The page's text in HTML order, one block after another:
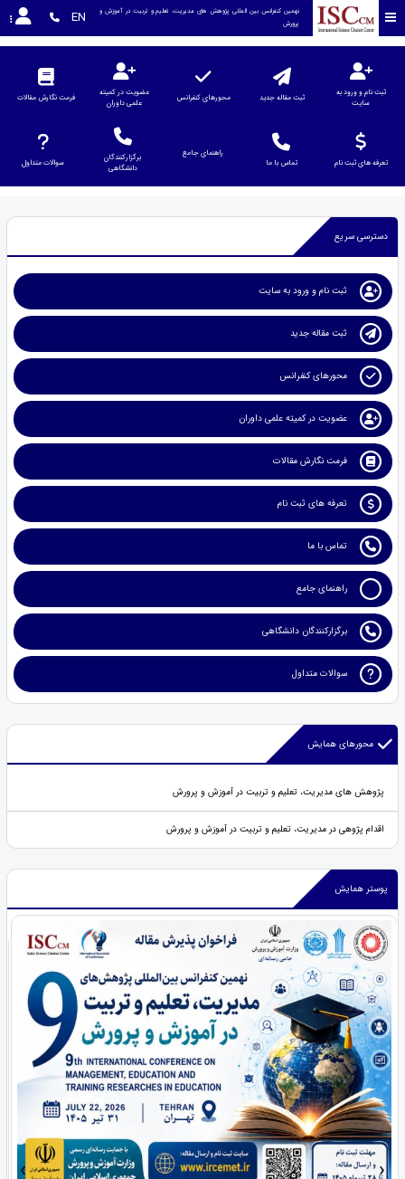
پرورش
EN
ثبت نام و ورود به
سایت
ثبت مقاله جدید محورهای کنفرانس
عضویت در کمیته
علمی داوران
فرمت نگارش مقالات
تعرفه های ثبت نام تماس با ما
راهنمای جامع
برگزارکنندگان
دانشگاهی
سوالات متداول
دسترسی سریع
ثبت نام و ورود به سایت
ثبت مقاله جدید
محورهای کنفرانس
عضویت در کمیته علمی داوران
فرمت نگارش مقالات
تعرفه های ثبت نام
تماس با ما
راهنمای جامع
برگزارکنندگان دانشگاهی
سوالات متداول
محورهای همایش
پژوهش های مدیریت، تعلیم و تربیت در آموزش و پرورش
اقدام پژوهی در مدیریت، تعلیم و تربیت در آموزش و پرورش
پوستر همایش
› ‹